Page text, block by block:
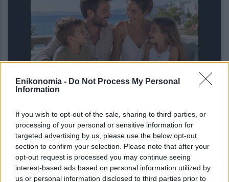
Enikonomia - Do Not Process My Personal
Information
If you wish to opt-out of the sale, sharing to third parties, or
processing of your personal or sensitive information for
targeted advertising by us, please use the below opt-out
section to confirm your selection. Please note that after your
opt-out request is processed you may continue seeing
interest-based ads based on personal information utilized by
us or personal information disclosed to third parties prior to
μπορεί να δείξει πόσο θα ζήσετε –
Πόσα παιδιά φέρνουν μακροζωία